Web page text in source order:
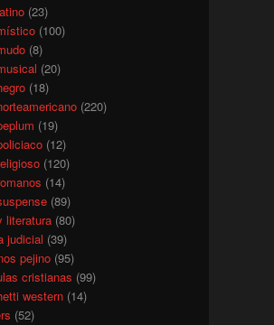
(23)
(100)
(8)
(20)
(18)
(220)
(19)
(12)
(120)
(14)
(89)
literatura(80)
judicial (39)
pejino(95)
cristianas (99)
western(14)
(52)